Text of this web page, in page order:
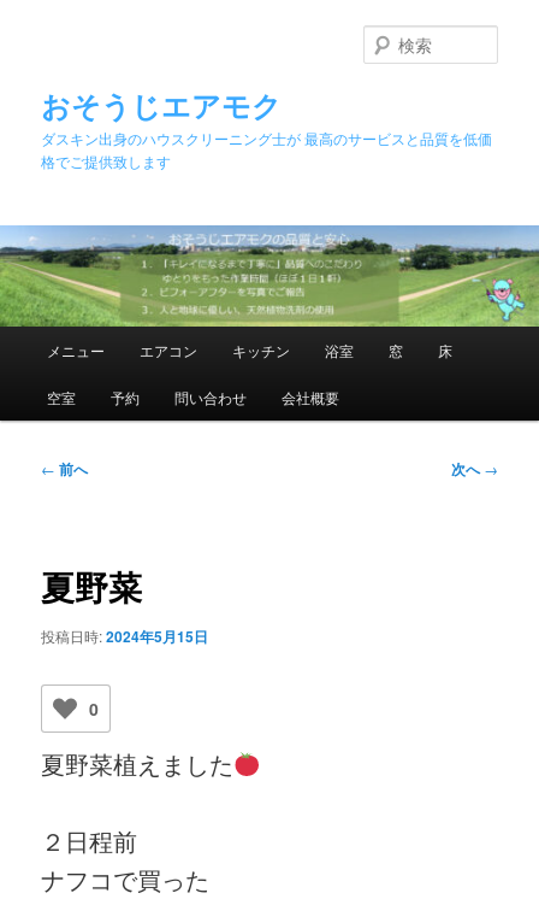
移
動
おそうじエアモク
ダスキン出身のハウスクリーニング士が 最高のサービスと品質を低価
格でご提供致します
索
メ
メニュー エアコン キッチン 浴室 窓 床
空室 予約 問い合わせ 会社概要
投
ゲ
ー
ョ
← 前へ 次へ→
夏野菜
投稿日時:2024年5月15日
0
夏野菜植えました
２日程前
ナフコで買った